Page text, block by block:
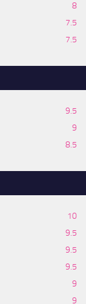
8
7.5
7.5
9.5
9
8.5
10
9.5
9.5
9.5
9
9